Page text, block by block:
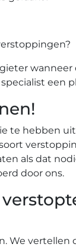
een
te hebben
als dat
door ons.
We